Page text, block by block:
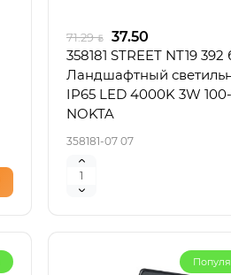
71.29
37.50
358181 STREET NT19
Ландшафтный
IP65 LED 4000K 3W
NOKTA
358181-07 07